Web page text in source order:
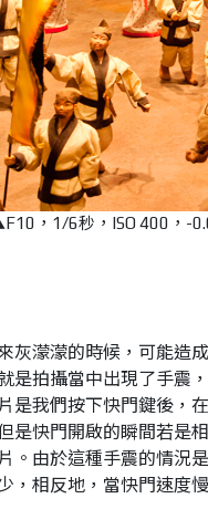
，1/6秒，ISO 400，-
灰濛濛的時候，可能造
是拍攝當中出現了手震
是我們按下快門鍵後，
是快門開啟的瞬間若是
。由於這種手震的情況
，相反地，當快門速度